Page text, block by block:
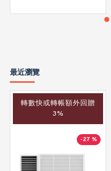
最近瀏覽
轉數快或轉帳額外回贈
3%
-27 %